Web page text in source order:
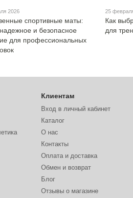
2026
спортивные маты:
надежное и безопасное
для профессиональных
25
Как
для
Клиентам
Вход в личный кабинет
Каталог
О нас
Контакты
Оплата и доставка
Обмен и возврат
Блог
Отзывы о магазине